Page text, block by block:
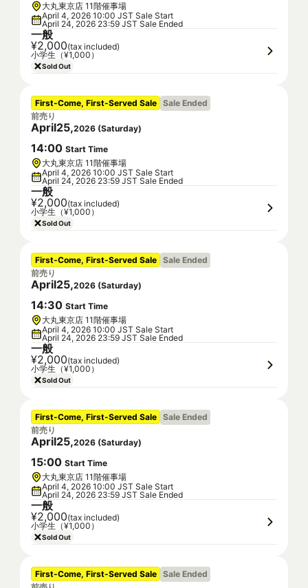
大丸東京店 11階催事場
April 4, 2026 10:00 JST Sale Start
April 24, 2026 23:59 JST Sale Ended
一般
¥2,000(tax included)
小学生（¥1,000）
Sold Out
First-Come, First-Served Sale Sale Ended
前売り
April25,2026 (Saturday)
14:00 Start Time
大丸東京店 11階催事場
April 4, 2026 10:00 JST Sale Start
April 24, 2026 23:59 JST Sale Ended
一般
¥2,000(tax included)
小学生（¥1,000）
Sold Out
First-Come, First-Served Sale Sale Ended
前売り
April25,2026 (Saturday)
14:30 Start Time
大丸東京店 11階催事場
April 4, 2026 10:00 JST Sale Start
April 24, 2026 23:59 JST Sale Ended
一般
¥2,000(tax included)
小学生（¥1,000）
Sold Out
First-Come, First-Served Sale Sale Ended
前売り
April25,2026 (Saturday)
15:00 Start Time
大丸東京店 11階催事場
April 4, 2026 10:00 JST Sale Start
April 24, 2026 23:59 JST Sale Ended
一般
¥2,000(tax included)
小学生（¥1,000）
Sold Out
First-Come, First-Served Sale Sale Ended